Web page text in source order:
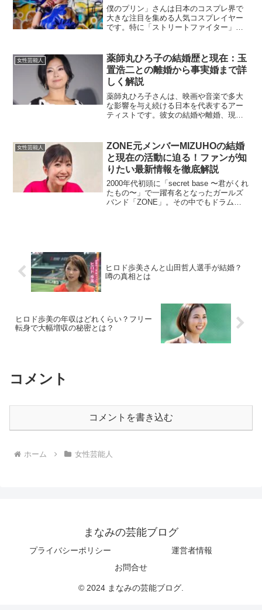
僕のプリン」さんは日本のコスプレ界で
大きな注目を集める人気コスプレイヤー
です。特に「ストリートファイター」の
ます。彼女のコスプレは単なる再現に留
まらず、キャラクターの持つ...
女性芸能人
薬師丸ひろ子の結婚歴と現在：玉
置浩二との離婚から事実婚まで詳
しく解説
薬師丸ひろ子さんは、映画や音楽で多大
な影響を与え続ける日本を代表するアー
ティストです。彼女の結婚や離婚、現在
は、薬師丸ひろ子さんの結婚生活の全貌
と現在の生活について詳し...
女性芸能人
ZONE元メンバーMIZUHOの結婚
と現在の活動に迫る！ファンが知
りたい最新情報を徹底解説
2000年代初頭に「secret base 〜君がくれ
たもの〜」で一躍有名となったガールズ
バンド「ZONE」。その中でもドラム担
ヒロド歩美さんと山田哲人選手が結婚？
噂の真相とは
ヒロド歩美の年収はどれくらい？フリー
転身で大幅増収の秘密とは？
コメント
コメントを書き込む
ホーム 女性芸能人
まなみの芸能ブログ
プライバシーポリシー
運営者情報
お問合せ
© 2024 まなみの芸能ブログ.